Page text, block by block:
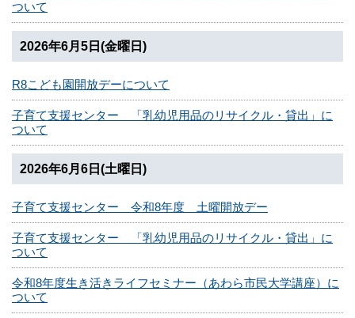
ついて
2026年6月5日(金曜日)
R8こども園開放デーについて
子育て支援センター 「乳幼児用品のリサイクル・貸出」に
ついて
2026年6月6日(土曜日)
子育て支援センター 令和8年度 土曜開放デー
子育て支援センター 「乳幼児用品のリサイクル・貸出」に
ついて
令和8年度生き活きライフセミナー（あわら市民大学講座）に
ついて